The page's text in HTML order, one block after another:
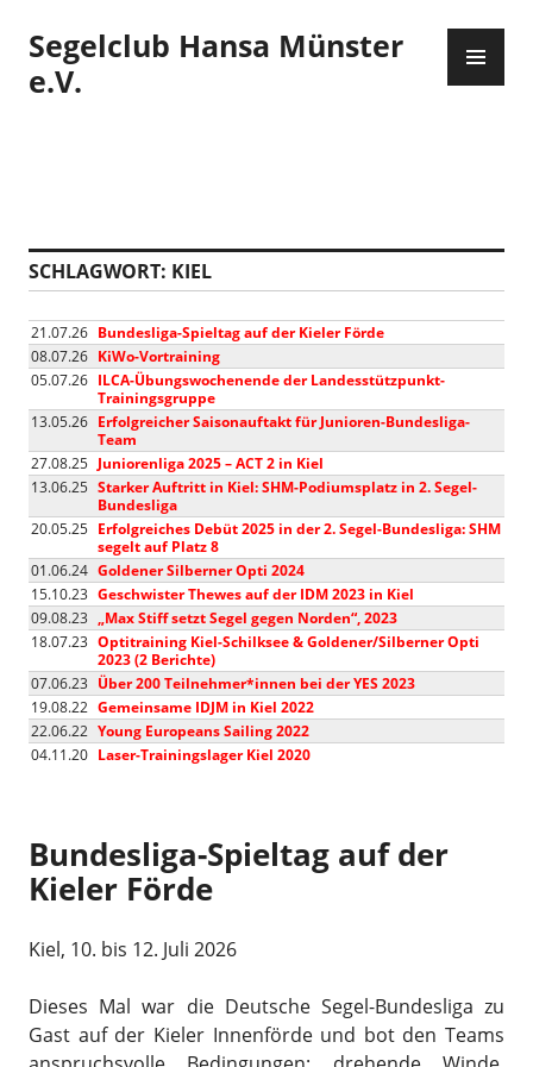
Inhalt
springen
Segelclub Hansa Münster
e.V.
SCHLAGWORT: KIEL
21.07.26 Bundesliga-Spieltag auf der Kieler Förde
08.07.26 KiWo-Vortraining
05.07.26 ILCA-Übungswochenende der Landesstützpunkt-
Trainingsgruppe
13.05.26 Erfolgreicher Saisonauftakt für Junioren-Bundesliga-
Team
27.08.25 Juniorenliga 2025 – ACT 2 in Kiel
13.06.25 Starker Auftritt in Kiel: SHM-Podiumsplatz in 2. Segel-
Bundesliga
20.05.25 Erfolgreiches Debüt 2025 in der 2. Segel-Bundesliga: SHM
segelt auf Platz 8
01.06.24 Goldener Silberner Opti 2024
15.10.23 Geschwister Thewes auf der IDM 2023 in Kiel
09.08.23 „Max Stiff setzt Segel gegen Norden“, 2023
18.07.23 Optitraining Kiel-Schilksee & Goldener/Silberner Opti
2023 (2 Berichte)
07.06.23 Über 200 Teilnehmer*innen bei der YES 2023
19.08.22 Gemeinsame IDJM in Kiel 2022
22.06.22 Young Europeans Sailing 2022
04.11.20 Laser-Trainingslager Kiel 2020
Bundesliga-Spieltag auf der
Kieler Förde
Kiel, 10. bis 12. Juli 2026
Dieses Mal war die Deutsche Segel-Bundesliga zu
Gast auf der Kieler Innenförde und bot den Teams